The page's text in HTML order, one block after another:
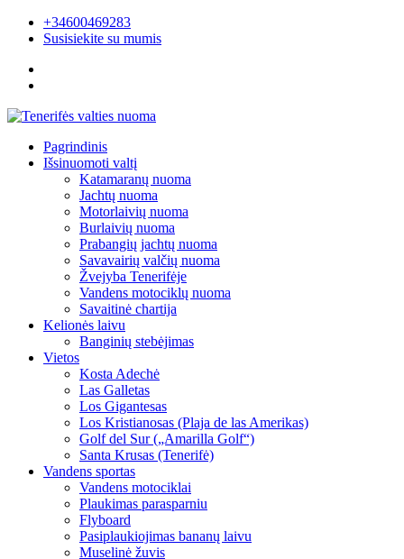
+34600469283
Susisiekite su mumis
Pagrindinis
Išsinuomoti valtį
Katamaranų nuoma
Jachtų nuoma
Motorlaivių nuoma
Burlaivių nuoma
Prabangių jachtų nuoma
Savavairių valčių nuoma
Žvejyba Tenerifėje
Vandens motociklų nuoma
Savaitinė chartija
Kelionės laivu
Banginių stebėjimas
Vietos
Kosta Adechė
Las Galletas
Los Gigantesas
Los Kristianosas (Plaja de las Amerikas)
Golf del Sur („Amarilla Golf“)
Santa Krusas (Tenerifė)
Vandens sportas
Vandens motociklai
Plaukimas parasparniu
Flyboard
Pasiplaukiojimas bananų laivu
Muselinė žuvis